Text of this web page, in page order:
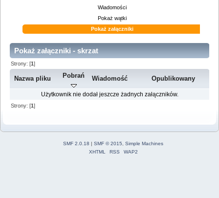
Wiadomości
Pokaż wątki
Pokaż załączniki
Pokaż załączniki - skrzat
Strony: [1]
Nazwa pliku Pobrań Wiadomość Opublikowany
Użytkownik nie dodał jeszcze żadnych załączników.
Strony: [1]
SMF 2.0.18 | SMF © 2015
Simple Machines
XHTML
RSS WAP2